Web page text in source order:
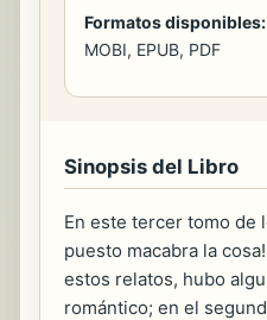
Formatos disponibles:
MOBI, EPUB, PDF
Sinopsis del Libro
En este tercer tomo de
puesto macabra la
estos relatos, hubo
romántico; en el